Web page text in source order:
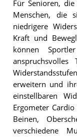
Für Senioren,
Menschen, die
niedrigere
Kraft und
können
erweitern und
einstellbaren
Ergometer
Beinen,
verschiedene